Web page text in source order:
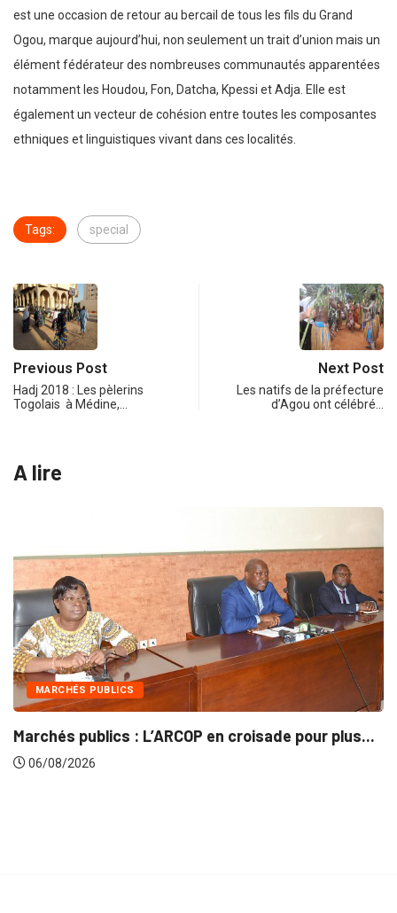
est une occasion de retour au bercail de tous les fils du Grand
Ogou, marque aujourd’hui, non seulement un trait d’union mais un
élément fédérateur des nombreuses communautés apparentées
notamment les Houdou, Fon, Datcha, Kpessi et Adja. Elle est
également un vecteur de cohésion entre toutes les composantes
ethniques et linguistiques vivant dans ces localités.
Tags: special
Previous Post
Hadj 2018 : Les pèlerins
Togolais à Médine,…
Next Post
Les natifs de la préfecture
d’Agou ont célébré…
A lire
en croisade pour plus...
INTÉGRATION
Gestion